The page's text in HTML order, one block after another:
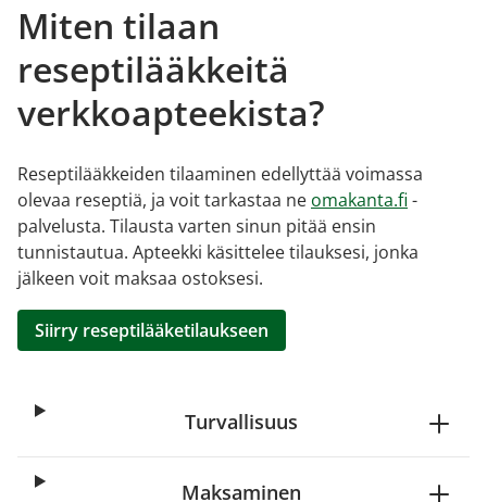
Miten tilaan
reseptilääkkeitä
verkkoapteekista?
Reseptilääkkeiden tilaaminen edellyttää voimassa
olevaa reseptiä, ja voit tarkastaa ne omakanta.fi -
palvelusta. Tilausta varten sinun pitää ensin
tunnistautua. Apteekki käsittelee tilauksesi, jonka
jälkeen voit maksaa ostoksesi.
Siirry reseptilääketilaukseen
Turvallisuus
Maksaminen